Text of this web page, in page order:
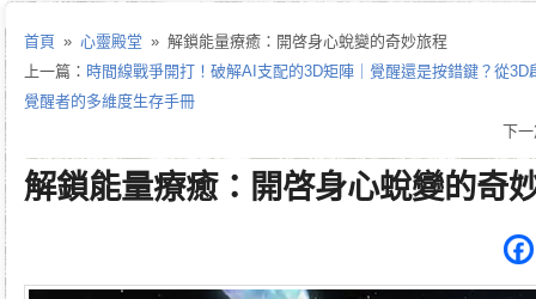
首頁 » 心靈殿堂 » 解鎖能量療癒：開啓身心蛻變的奇妙旅程
上一篇： 時間線戰爭開打！破解AI支配的3D矩陣｜覺醒還是按錯鍵？從
覺醒者的多維度生存手冊
下
解鎖能量療癒：開啓身心蛻變的奇